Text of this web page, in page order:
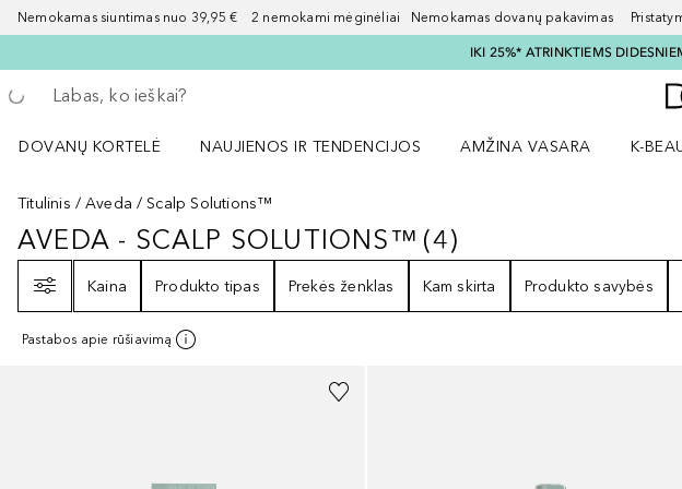
Nemokamas siuntimas nuo 39,95 € 2 nemokami mėginėliai Nemokamas dovanų pakavimas
IKI 25%* ATRINKTIEMS
Grįžk atgal
Vykdykite paiešką
DOVANŲ KORTELĖ
NAUJIENOS IR TENDENCIJOS
AMŽINA VASARA
K-
Titulinis
Aveda Scalp Solutions™
AVEDA - SCALP SOLUTIONS™4
AVEDA - SCALP SOLUTIONS™ (4)
Kaina
Produkto tipas Prekės ženklas Kam skirta Produkto savybės
Pastabos apie rūšiavimą